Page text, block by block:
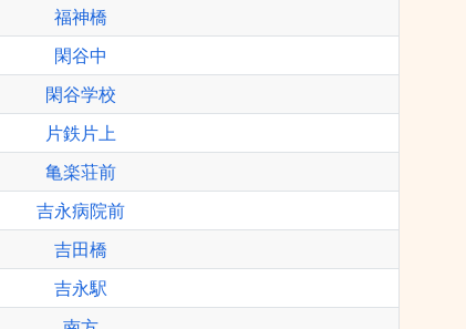
福神橋
閑谷中
閑谷学校
片鉄片上
亀楽荘前
吉永病院前
吉田橋
吉永駅